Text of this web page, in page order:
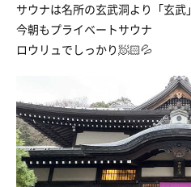
サウナは名所の玄武洞より「玄武」
今朝もプライベートサウナ
ロウリュでしっかり🧖🏻💦